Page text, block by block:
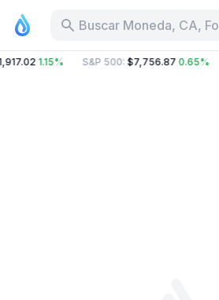
Buscar Moneda, CA,
1.15% S&P 500: $7,756.87 0.65%